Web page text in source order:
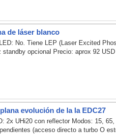
de láser blanco
No. Tiene LEP (Laser Excited
opcional Precio: aprox 92
evolución de la la EDC27
2x UHi20 con reflector Modos: 15,
(acceso directo a turbo O